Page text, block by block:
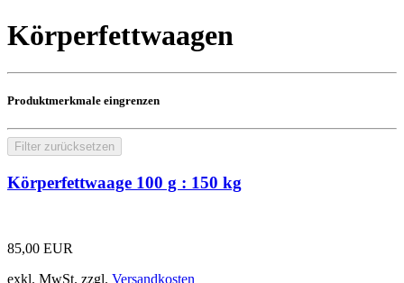
Körperfettwaagen
Produktmerkmale eingrenzen
Filter zurücksetzen
Körperfettwaage 100 g : 150 kg
85,00 EUR
exkl. MwSt. zzgl. Versandkosten